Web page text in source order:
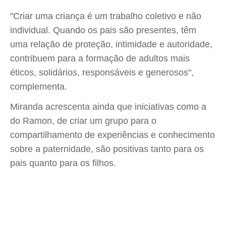
"Criar uma criança é um trabalho coletivo e não
individual. Quando os pais são presentes, têm
uma relação de proteção, intimidade e autoridade,
contribuem para a formação de adultos mais
éticos, solidários, responsáveis e generosos",
complementa.
Miranda acrescenta ainda que iniciativas como a
do Ramon, de criar um grupo para o
compartilhamento de experiências e conhecimento
sobre a paternidade, são positivas tanto para os
pais quanto para os filhos.